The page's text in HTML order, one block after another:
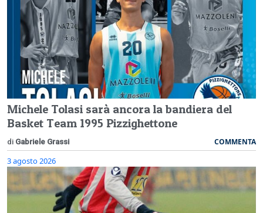
Michele Tolasi sarà ancora la bandiera del
Basket Team 1995 Pizzighettone
di Gabriele Grassi COMMENTA
3 agosto 2026